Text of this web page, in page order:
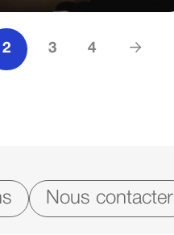
2 3 4
Nous contacter